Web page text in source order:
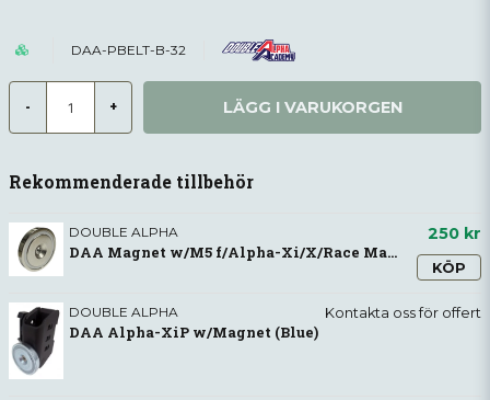
DAA-PBELT-B-32
- + LÄGG I VARUKORGEN
Rekommenderade tillbehör
DOUBLE ALPHA
DAA Magnet w/M5 f/Alpha-Xi/X/Race Master
250 kr
KÖP
DOUBLE ALPHA
DAA Alpha-XiP w/Magnet (Blue)
Kontakta oss för offert